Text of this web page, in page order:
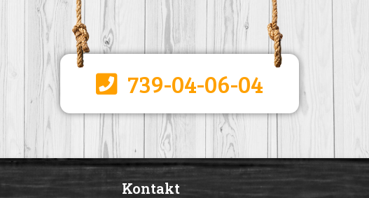
739-04-06-04
Kontakt